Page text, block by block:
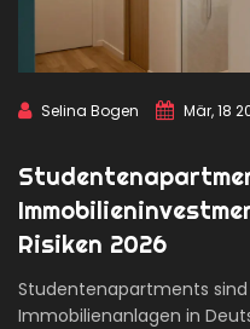
Selina Bogen Mär, 18
Risiken 2026
Studentenapartments
Immobilienanlagen in